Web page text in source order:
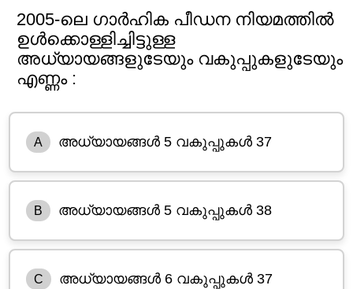
2005-ലെ ഗാർഹിക പീഡന നിയമത്തിൽ
ഉൾക്കൊള്ളിച്ചിട്ടുള്ള
അധ്യായങ്ങളുടേയും വകുപ്പുകളുടേയും
എണ്ണം :
A അധ്യായങ്ങൾ 5 വകുപ്പുകൾ 37
B അധ്യായങ്ങൾ 5 വകുപ്പുകൾ 38
C അധ്യായങ്ങൾ 6 വകുപ്പുകൾ 37